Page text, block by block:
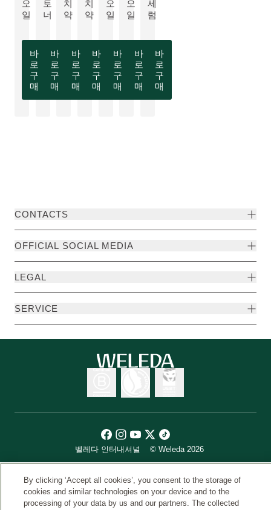
오
일
바
로
구
매
더 알아보기:
토
너
바
로
구
매
치
약
바
로
구
매
치
약
바
로
구
매
오
일
바
로
구
매
오
일
바
로
구
매
세
럼
바
로
구
매
CONTACTS
OFFICIAL SOCIAL MEDIA
LEGAL
SERVICE
벨레다 인터내셔널 © Weleda 2026
WELEDA
이 사이트는 대한민국 사용자만을 위해 벨레다코리아(유)
By clicking ‘Accept all cookies’, you consent to the storage of
cookies and similar technologies on your device and to the
processing of your data by us and our partners. The collected